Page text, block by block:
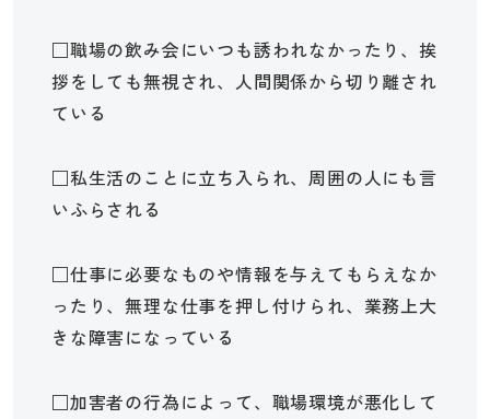
□職場の飲み会にいつも誘われなかったり、挨
拶をしても無視され、人間関係から切り離され
ている
□私生活のことに立ち入られ、周囲の人にも言
いふらされる
□仕事に必要なものや情報を与えてもらえなか
ったり、無理な仕事を押し付けられ、業務上大
きな障害になっている
□加害者の行為によって、職場環境が悪化して